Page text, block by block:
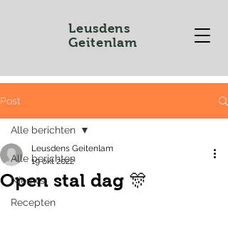
Leusdens
Geitenlam
Post
Alle berichten
Nieuws
Recepten
Alle berichten
Open stal dag 🎊
Leusdens Geitenlam
19 okt 2022